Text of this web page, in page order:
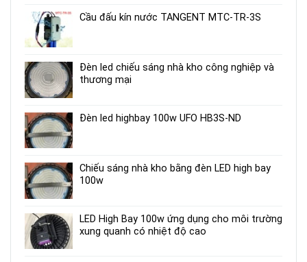
Cầu đấu kín nước TANGENT MTC-TR-3S
Đèn led chiếu sáng nhà kho công nghiệp và
thương mại
Đèn led highbay 100w UFO HB3S-ND
Chiếu sáng nhà kho bằng đèn LED high bay
100w
LED High Bay 100w ứng dụng cho môi trường
xung quanh có nhiệt độ cao